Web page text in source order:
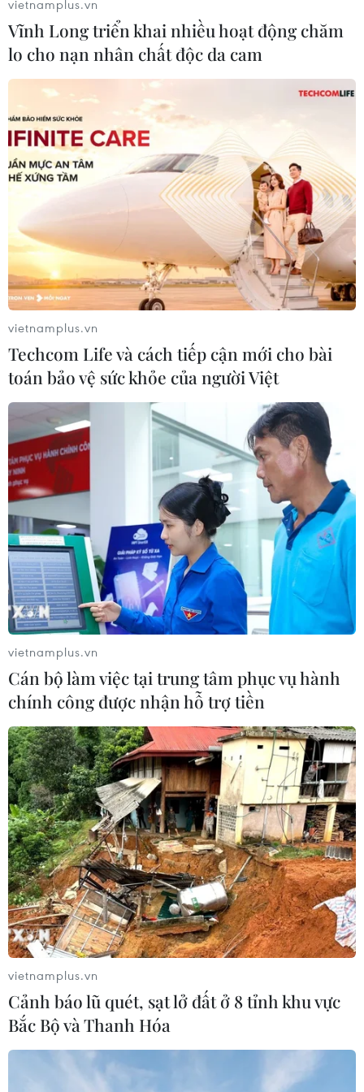
cơ quan chức năng khuyến cáo người dân cần
chủ động phòng tránh các dạng thời tiết cực
đoan gây hại./.
Hạt mưa đá có kích thước 2-3cm. (Ảnh: TTXVN phát)
Mưa đá bất
thường ở thành phố Vĩnh
Yên, cây cối gãy đổ la liệt
Trận dông lớn kèm theo mưa đá
xảy ra trưa 24/4 tại thành phố
Vĩnh Yên (Vĩnh Phúc) khiến nhiều
cây lớn bị gãy đổ, bật gốc, nhiều
tuyến đường chính trong thành
phố bị ngập úng.
(TTXVN/Vietnam+)
#Lào Cai #mưa đá #mưa rào
#thời tiết cực đoan
#thiệt hại
#cây cối #hoa màu
vietnamplus.vn
Vĩnh Long triển khai nhiều hoạt động chăm
lo cho nạn nhân chất độc da cam
vietnamplus.vn
Techcom Life và cách tiếp cận mới cho bài
toán bảo vệ sức khỏe của người Việt
vietnamplus.vn
Cán bộ làm việc tại trung tâm phục vụ hành
chính công được nhận hỗ trợ tiền
vietnamplus.vn
Cảnh báo lũ quét, sạt lở đất ở 8 tỉnh khu vực
Bắc Bộ và Thanh Hóa